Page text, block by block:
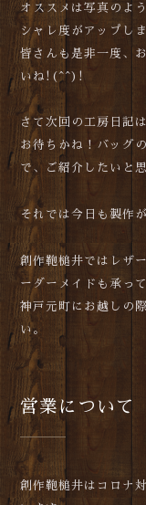
オススメは写真のよ
シャレ度がアップしま
皆さんも是非一度、
いね!(^^)!
さて次回の工房日記は
お待ちかね！バッグ
で、ご紹介したいと
それでは今日も製作
創作鞄槌井ではレザ
ーダーメイドも承っ
神戸元町にお越しの
い。
営業について
創作鞄槌井はコロナ